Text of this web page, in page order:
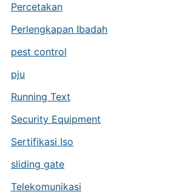
Percetakan
Perlengkapan Ibadah
pest control
pju
Running Text
Security Equipment
Sertifikasi Iso
sliding gate
Telekomunikasi